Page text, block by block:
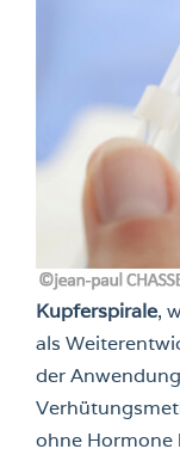
Kupferspirale,
als
der
ohne Hormone